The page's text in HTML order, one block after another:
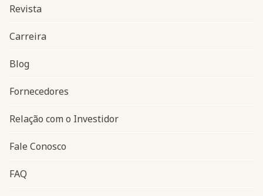
Navegação do rodapé
Revista
Carreira
Blog
Fornecedores
Relação com o Investidor
Fale Conosco
FAQ